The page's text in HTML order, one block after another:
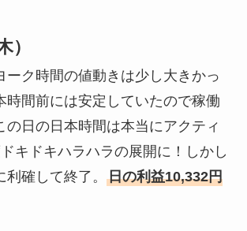
）
ーク時間の値動きは少し大きかっ
時間前には安定していたので稼働
の日の日本時間は本当にアクティ
キドキハラハラの展開に！しかし
確して終了。
日の利益10,332円